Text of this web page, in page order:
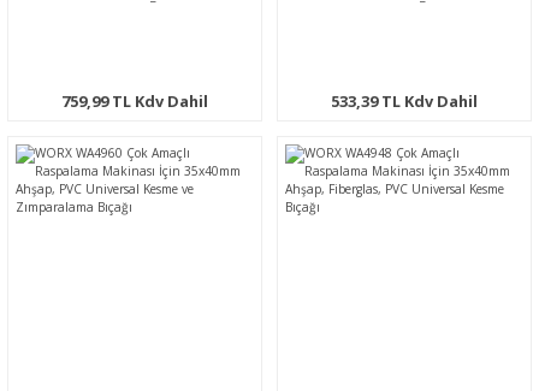
759,99 TL Kdv Dahil 533,39 TL Kdv Dahil